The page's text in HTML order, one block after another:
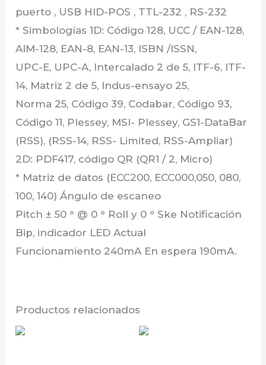
puerto , USB HID-POS , TTL-232 , RS-232
* Simbologías 1D: Código 128, UCC / EAN-128,
AIM-128, EAN-8, EAN-13, ISBN /ISSN,
UPC-E, UPC-A, Intercalado 2 de 5, ITF-6, ITF-
14, Matriz 2 de 5, Indus-ensayo 25,
Norma 25, Código 39, Codabar, Código 93,
Código 11, Plessey, MSI- Plessey, GS1-DataBar
(RSS), (RSS-14, RSS- Limited, RSS-Ampliar)
2D: PDF417, código QR (QR1 / 2, Micro)
* Matriz de datos (ECC200, ECC000,050, 080,
100, 140) Ángulo de escaneo
Pitch ± 50 ° @ 0 ° Roll y 0 ° Ske Notificación
Bip, indicador LED Actual
Funcionamiento 240mA En espera 190mA.
Productos relacionados